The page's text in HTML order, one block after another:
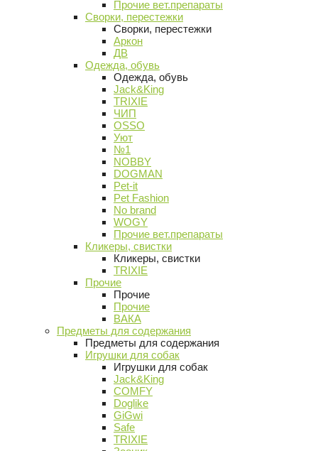
Прочие вет.препараты
Сворки, перестежки
Сворки, перестежки
Аркон
ДВ
Одежда, обувь
Одежда, обувь
Jack&King
TRIXIE
ЧИП
OSSO
Уют
№1
NOBBY
DOGMAN
Pet-it
Pet Fashion
No brand
WOGY
Прочие вет.препараты
Кликеры, свистки
Кликеры, свистки
TRIXIE
Прочие
Прочие
Прочие
ВАКА
Предметы для содержания
Предметы для содержания
Игрушки для собак
Игрушки для собак
Jack&King
COMFY
Doglike
GiGwi
Safe
TRIXIE